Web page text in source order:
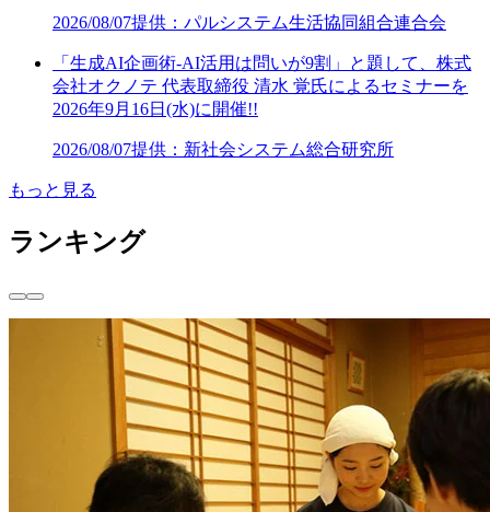
2026/08/07提供：パルシステム生活協同組合連合会
「生成AI企画術-AI活用は問いが9割」と題して、株式
会社オクノテ 代表取締役 清水 覚氏によるセミナーを
2026年9月16日(水)に開催!!
2026/08/07提供：新社会システム総合研究所
もっと見る
ランキング